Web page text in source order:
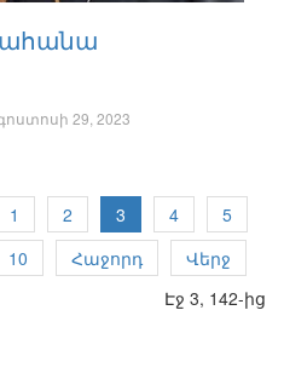
29, 2023
1 2 3 4
5
10 Հաջորդ
Վերջ
Էջ 3, 142-ից